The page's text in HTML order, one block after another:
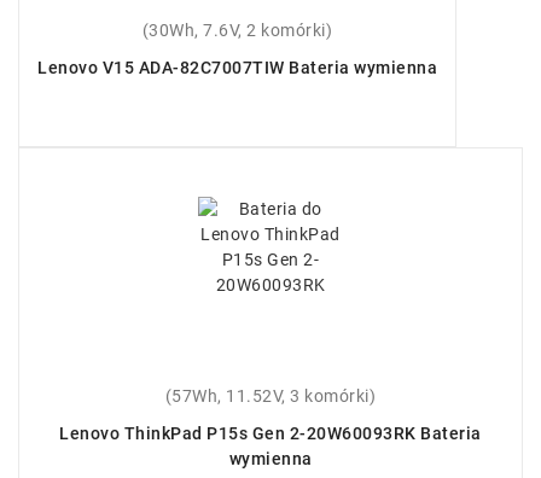
(30Wh, 7.6V, 2 komórki)
Lenovo V15 ADA-82C7007TIW Bateria wymienna
(57Wh, 11.52V, 3 komórki)
Lenovo ThinkPad P15s Gen 2-20W60093RK Bateria
wymienna